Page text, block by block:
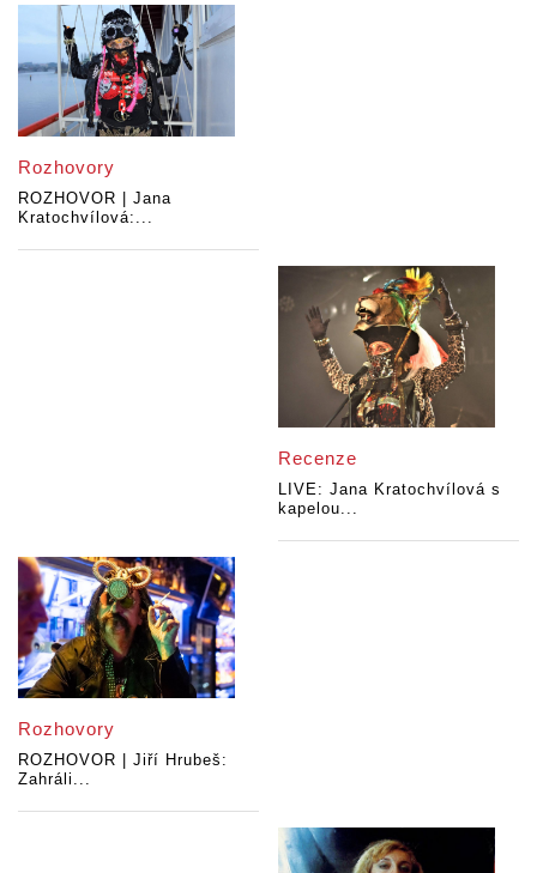
Rozhovory
ROZHOVOR | Jana
Kratochvílová:...
Recenze
LIVE: Jana Kratochvílová s
kapelou...
Rozhovory
ROZHOVOR | Jiří Hrubeš:
Zahráli...